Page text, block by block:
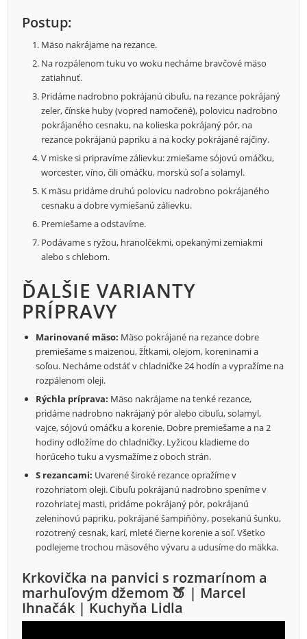
Postup:
Mäso nakrájame na rezance.
Na rozpálenom tuku vo woku necháme bravčové mäso
zatiahnuť.
Pridáme nadrobno pokrájanú cibuľu, na rezance pokrájaný
zeler, čínske huby (vopred namočené), polovicu nadrobno
pokrájaného cesnaku, na kolieska pokrájaný pór, na
rezance pokrájanú papriku a na kocky pokrájané rajčiny.
V miske si pripravíme zálievku: zmiešame sójovú omáčku,
worcester, víno, čili omáčku, morskú soľ a solamyl.
K mäsu pridáme druhú polovicu nadrobno pokrájaného
cesnaku a dobre vymiešanú zálievku.
Premiešame a odstavíme.
Podávame s ryžou, hranolčekmi, opekanými zemiakmi
alebo s chlebom.
ĎALŠIE VARIANTY
PRÍPRAVY
Marinované mäso: Mäso pokrájané na rezance dobre
premiešame s maizenou, žĺtkami, olejom, koreninami a
soľou. Necháme odstáť v chladničke 24 hodín a vypražíme na
rozpálenom oleji.
Rýchla príprava: Mäso nakrájame na tenké rezance,
pridáme nadrobno nakrájaný pór alebo cibuľu, solamyl,
vajce, sójovú omáčku a korenie. Dobre premiešame a na 2
hodiny odložíme do chladničky. Lyžicou kladieme do
horúceho tuku a vysmažíme z oboch strán.
S rezancami: Uvarené široké rezance opražíme v
rozohriatom oleji. Cibuľu pokrájanú nadrobno speníme v
rozohriatej masti, pridáme pokrájaný pór, pokrájanú
zeleninovú papriku, pokrájané šampiňóny, posekanú šunku,
rozotrený cesnak, karí, mleté čierne korenie a soľ. Všetko
podlejeme trochou mäsového vývaru a udusíme do mäkka.
Krkovička na panvici s rozmarínom a
marhuľovým džemom 🍑 | Marcel
Ihnačák | Kuchyňa Lidla